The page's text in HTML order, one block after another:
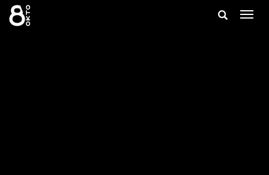
Zum
Inhalt
springen
Suche